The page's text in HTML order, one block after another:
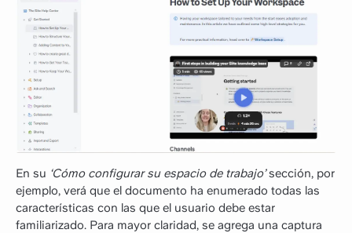
En su ‘Cómo configurar su espacio de trabajo’sección, por
ejemplo, verá que el documento ha enumerado todas las
características con las que el usuario debe estar
familiarizado. Para mayor claridad, se agrega una captura